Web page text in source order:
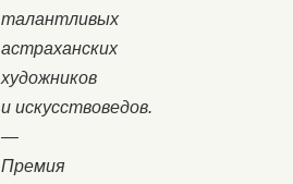
талантливых
астраханских
художников
и искусствоведов.
—
Премия